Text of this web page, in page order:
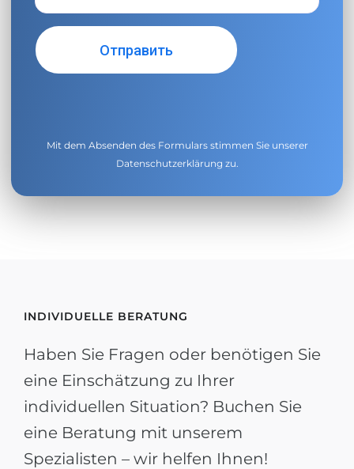
Mit dem Absenden des Formulars stimmen Sie unserer
Datenschutzerklärung zu.
INDIVIDUELLE BERATUNG
Haben Sie Fragen oder benötigen Sie
eine Einschätzung zu Ihrer
individuellen Situation? Buchen Sie
eine Beratung mit unserem
Spezialisten – wir helfen Ihnen!